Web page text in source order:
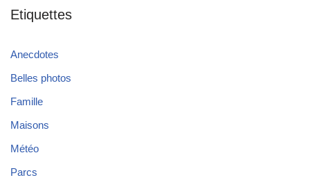
Etiquettes
Anecdotes
Belles photos
Famille
Maisons
Météo
Parcs